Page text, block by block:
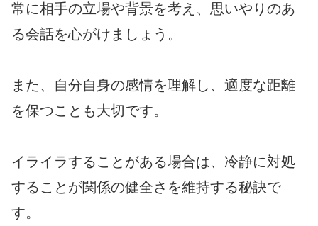
常に相手の立場や背景を考え、思いやりのあ
る会話を心がけましょう。
また、自分自身の感情を理解し、適度な距離
を保つことも大切です。
イライラすることがある場合は、冷静に対処
することが関係の健全さを維持する秘訣で
す。